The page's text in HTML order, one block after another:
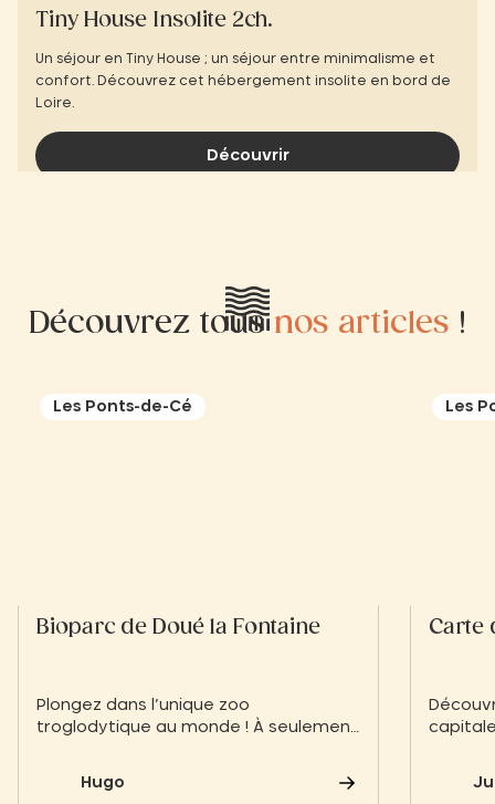
Tiny House Insolite 2ch.
Un séjour en Tiny House ; un séjour entre minimalisme et
confort. Découvrez cet hébergement insolite en bord de
Loire.
Découvrir
Découvrez tousnos articles !
Les Ponts-de-Cé
Bioparc de Doué la Fontaine
Plongez dans l’unique zoo
troglodytique au monde ! À seulement
Fontaine : 1900 animaux au cœur de
Hugo
Les
Carte